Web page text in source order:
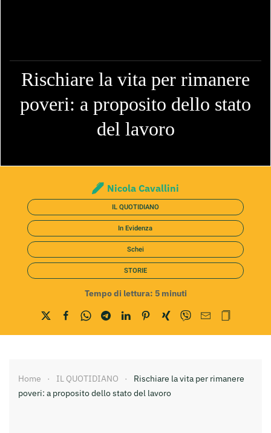
Rischiare la vita per rimanere
poveri: a proposito dello stato
del lavoro
Nicola Cavallini
IL QUOTIDIANO
In Evidenza
Schei
STORIE
Tempo di lettura: 5 minuti
Home IL QUOTIDIANO
Rischiare la vita per rimanere
poveri: a proposito dello stato del lavoro